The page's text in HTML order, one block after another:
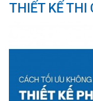
THIẾT KẾ THI